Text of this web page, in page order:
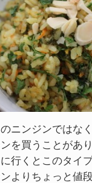
ニンジンではな
を買うことがあ
行くとこのタイ
よりちょっと値